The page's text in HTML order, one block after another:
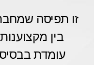
זו תפיסה
בין
עומדת